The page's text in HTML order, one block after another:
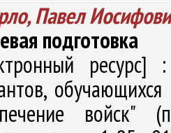
Павел
подготовка
ресурс]
войск"